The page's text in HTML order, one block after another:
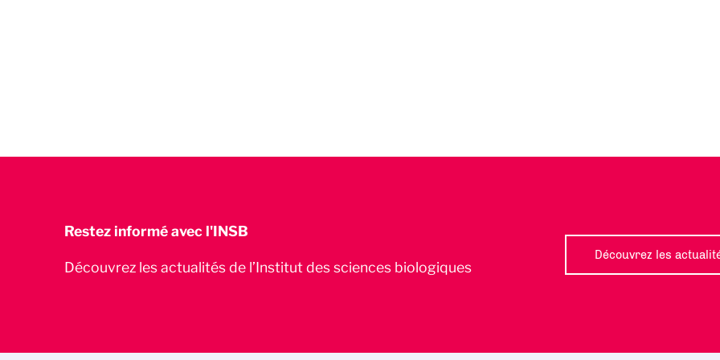
Restez informé avec l'INSB
Découvrez les actualités de l’Institut des sciences biologiques
Découvrez les